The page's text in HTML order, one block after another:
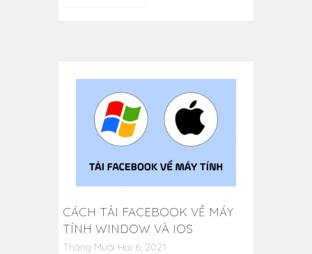
CÁCH TẢI FACEBOOK VỀ MÁY
TÍNH WINDOW VÀ IOS
Tháng Mười Hai 6, 2021